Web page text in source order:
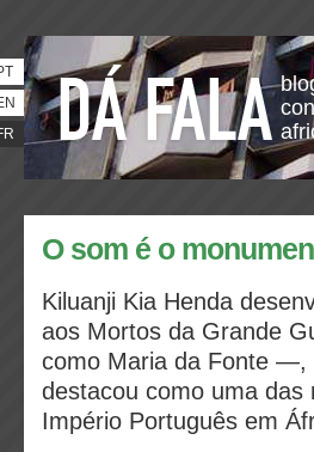
O som é o
Kiluanji Kia Henda
aos Mortos da Grande
como Maria da Fonte —,
destacou como uma das
Império Português em